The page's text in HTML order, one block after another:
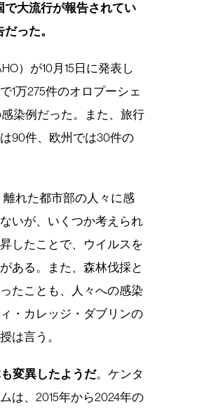
大流行が報告されてい
った。
）が10月15日に発表し
1万275件のオロプーシェ
染例だった。また、旅行
90件、欧州では30件の
れた都市部の人々に感
いが、いくつか考えられ
したことで、ウイルスを
ある。また、森林伐採と
たことも、人々への感染
・カレッジ・ダブリンの
は言う。
変異したようだ。ケンタ
は、2015年から2024年の